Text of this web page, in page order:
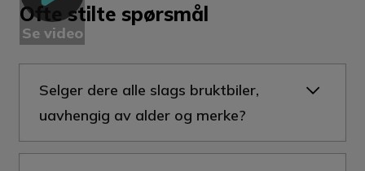
Se video
Ofte stilte spørsmål
Selger dere alle slags bruktbiler,
uavhengig av alder og merke?